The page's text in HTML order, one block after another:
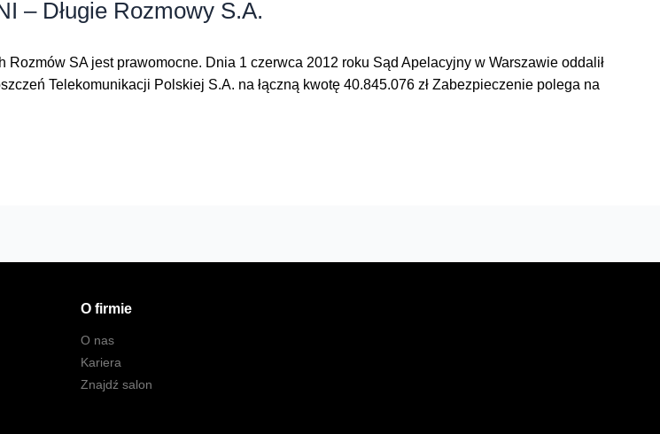
– Długie Rozmowy S.A.
SA jest prawomocne. Dnia 1 czerwca 2012 roku Sąd Apelacyjny w Warszawie oddalił
Telekomunikacji Polskiej S.A. na łączną kwotę 40.845.076 zł Zabezpieczenie polega na
O firmie
O nas
Kariera
Znajdź salon